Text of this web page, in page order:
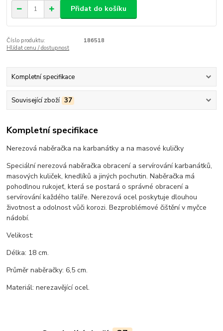
Přidat do košíku
Číslo produktu:
186518
Hlídat cenu / dostupnost
Kompletní specifikace
Související zboží 37
Kompletní specifikace
Nerezová naběračka na karbanátky a na masové kuličky
Speciální nerezová naběračka obracení a servírování karbanátků,
masových kuliček, knedlíků a jiných pochutin. Naběračka má
pohodlnou rukojeť, která se postará o správné obracení a
servírování každého talíře. Nerezová ocel poskytuje dlouhou
životnost a odolnost vůči korozi. Bezproblémové čištění v myčce
nádobí.
Velikost:
Délka: 18 cm.
Průměr naběračky: 6,5 cm.
Materiál: nerezavějící ocel.